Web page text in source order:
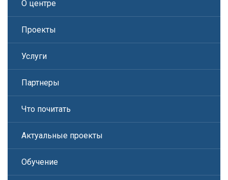
О центре
Проекты
Услуги
Партнеры
Что почитать
Актуальные проекты
Обучение